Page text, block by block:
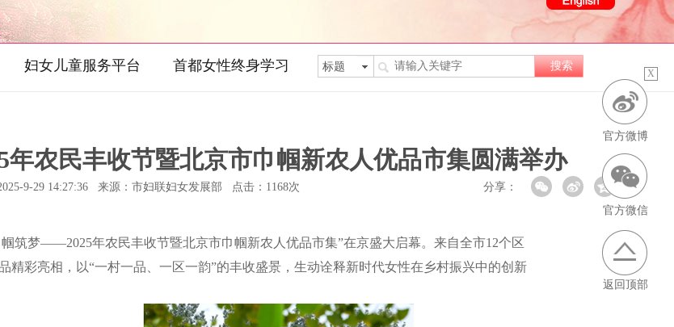
妇女儿童服务平台 首都女性终身学习
农民丰收节暨北京市巾帼新农人优品市集圆满举办
9-29 14:27:36 来源：市妇联妇女发展部 点击： 1168次 分享：
梦——2025年农民丰收节暨北京市巾帼新农人优品市集”在京盛大启幕。来自全市12个区
精彩亮相，以“一村一品、一区一韵”的丰收盛景，生动诠释新时代女性在乡村振兴中的创新
官方微博
官方微信
返回顶部
X